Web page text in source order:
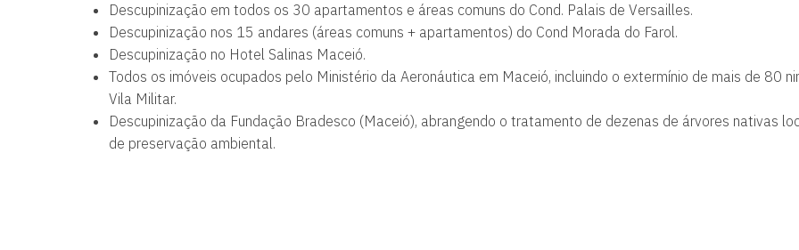
Descupinização em todos os 30 apartamentos e áreas comuns do Cond. Palais de Versailles.
Descupinização nos 15 andares (áreas comuns + apartamentos) do Cond Morada do Farol.
Descupinização no Hotel Salinas Maceió.
Todos os imóveis ocupados pelo Ministério da Aeronáutica em Maceió, incluindo o extermínio de mais de 80
Vila Militar.
Descupinização da Fundação Bradesco (Maceió), abrangendo o tratamento de dezenas de árvores nativas
de preservação ambiental.